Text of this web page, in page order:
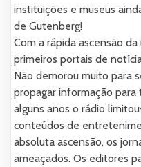
instituições e museus
de Gutenberg!
Com a rápida ascensão
primeiros portais de
Não demorou muito para
propagar informação
alguns anos o rádio
conteúdos de
absoluta ascensão, os
ameaçados. Os editores